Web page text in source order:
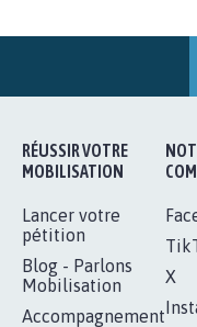
STOP AU